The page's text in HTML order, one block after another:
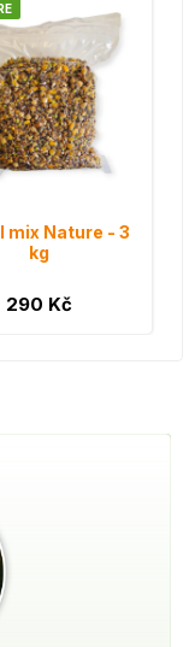
mix Nature - 3
kg
290 Kč